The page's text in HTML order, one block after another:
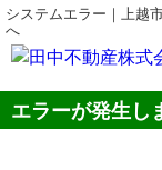
システムエラー｜上越
へ
エラーが発生し